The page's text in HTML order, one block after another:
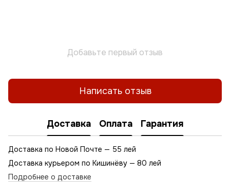
Добавьте первый отзыв
Написать отзыв
Доставка Оплата Гарантия
Доставка по Новой Почте — 55 лей
Доставка курьером по Кишинёву — 80 лей
Подробнее о доставке